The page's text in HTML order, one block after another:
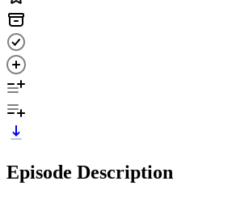
Episode Description